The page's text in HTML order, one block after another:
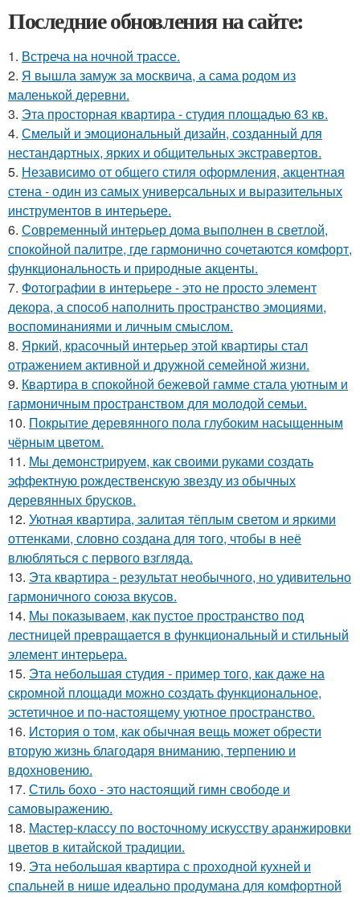
Последние обновления на сайте:
1. Встреча на ночной трассе.
2. Я вышла замуж за москвича, а сама родом из
маленькой деревни.
3. Эта просторная квартира - студия площадью 63 кв.
4. Смелый и эмоциональный дизайн, созданный для
нестандартных, ярких и общительных экстравертов.
5. Независимо от общего стиля оформления, акцентная
стена - один из самых универсальных и выразительных
инструментов в интерьере.
6. Современный интерьер дома выполнен в светлой,
спокойной палитре, где гармонично сочетаются комфорт,
функциональность и природные акценты.
7. Фотографии в интерьере - это не просто элемент
декора, а способ наполнить пространство эмоциями,
воспоминаниями и личным смыслом.
8. Яркий, красочный интерьер этой квартиры стал
отражением активной и дружной семейной жизни.
9. Квартира в спокойной бежевой гамме стала уютным и
гармоничным пространством для молодой семьи.
10. Покрытие деревянного пола глубоким насыщенным
чёрным цветом.
11. Мы демонстрируем, как своими руками создать
эффектную рождественскую звезду из обычных
деревянных брусков.
12. Уютная квартира, залитая тёплым светом и яркими
оттенками, словно создана для того, чтобы в неё
влюбляться с первого взгляда.
13. Эта квартира - результат необычного, но удивительно
гармоничного союза вкусов.
14. Мы показываем, как пустое пространство под
лестницей превращается в функциональный и стильный
элемент интерьера.
15. Эта небольшая студия - пример того, как даже на
скромной площади можно создать функциональное,
эстетичное и по-настоящему уютное пространство.
16. История о том, как обычная вещь может обрести
вторую жизнь благодаря вниманию, терпению и
вдохновению.
17. Стиль бохо - это настоящий гимн свободе и
самовыражению.
18. Мастер-классу по восточному искусству аранжировки
цветов в китайской традиции.
19. Эта небольшая квартира с проходной кухней и
спальней в нише идеально продумана для комфортной